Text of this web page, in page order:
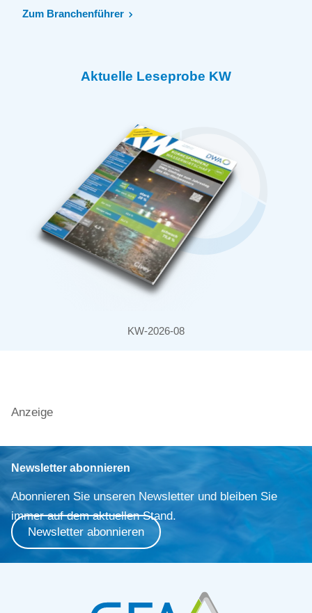
Zum Branchenführer
Aktuelle Leseprobe KW
KW-2026-08
Anzeige
Newsletter abonnieren
Abonnieren Sie unseren Newsletter und bleiben Sie
immer auf dem aktuellen Stand.
Newsletter abonnieren